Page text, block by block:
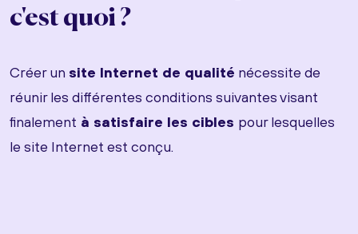
c'est quoi ?
Créer un site Internet de qualité nécessite de
réunir les différentes conditions suivantes visant
finalement à satisfaire les cibles pour lesquelles
le site Internet est conçu.